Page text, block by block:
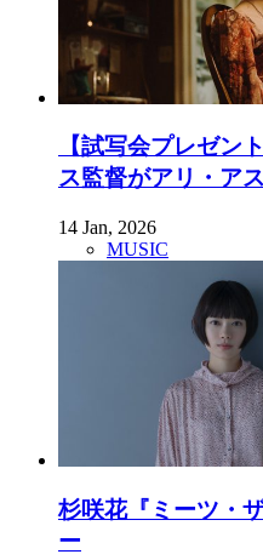
【試写会プレゼン
ス監督がアリ・ア
14 Jan, 2026
MUSIC
杉咲花『ミーツ・
ー